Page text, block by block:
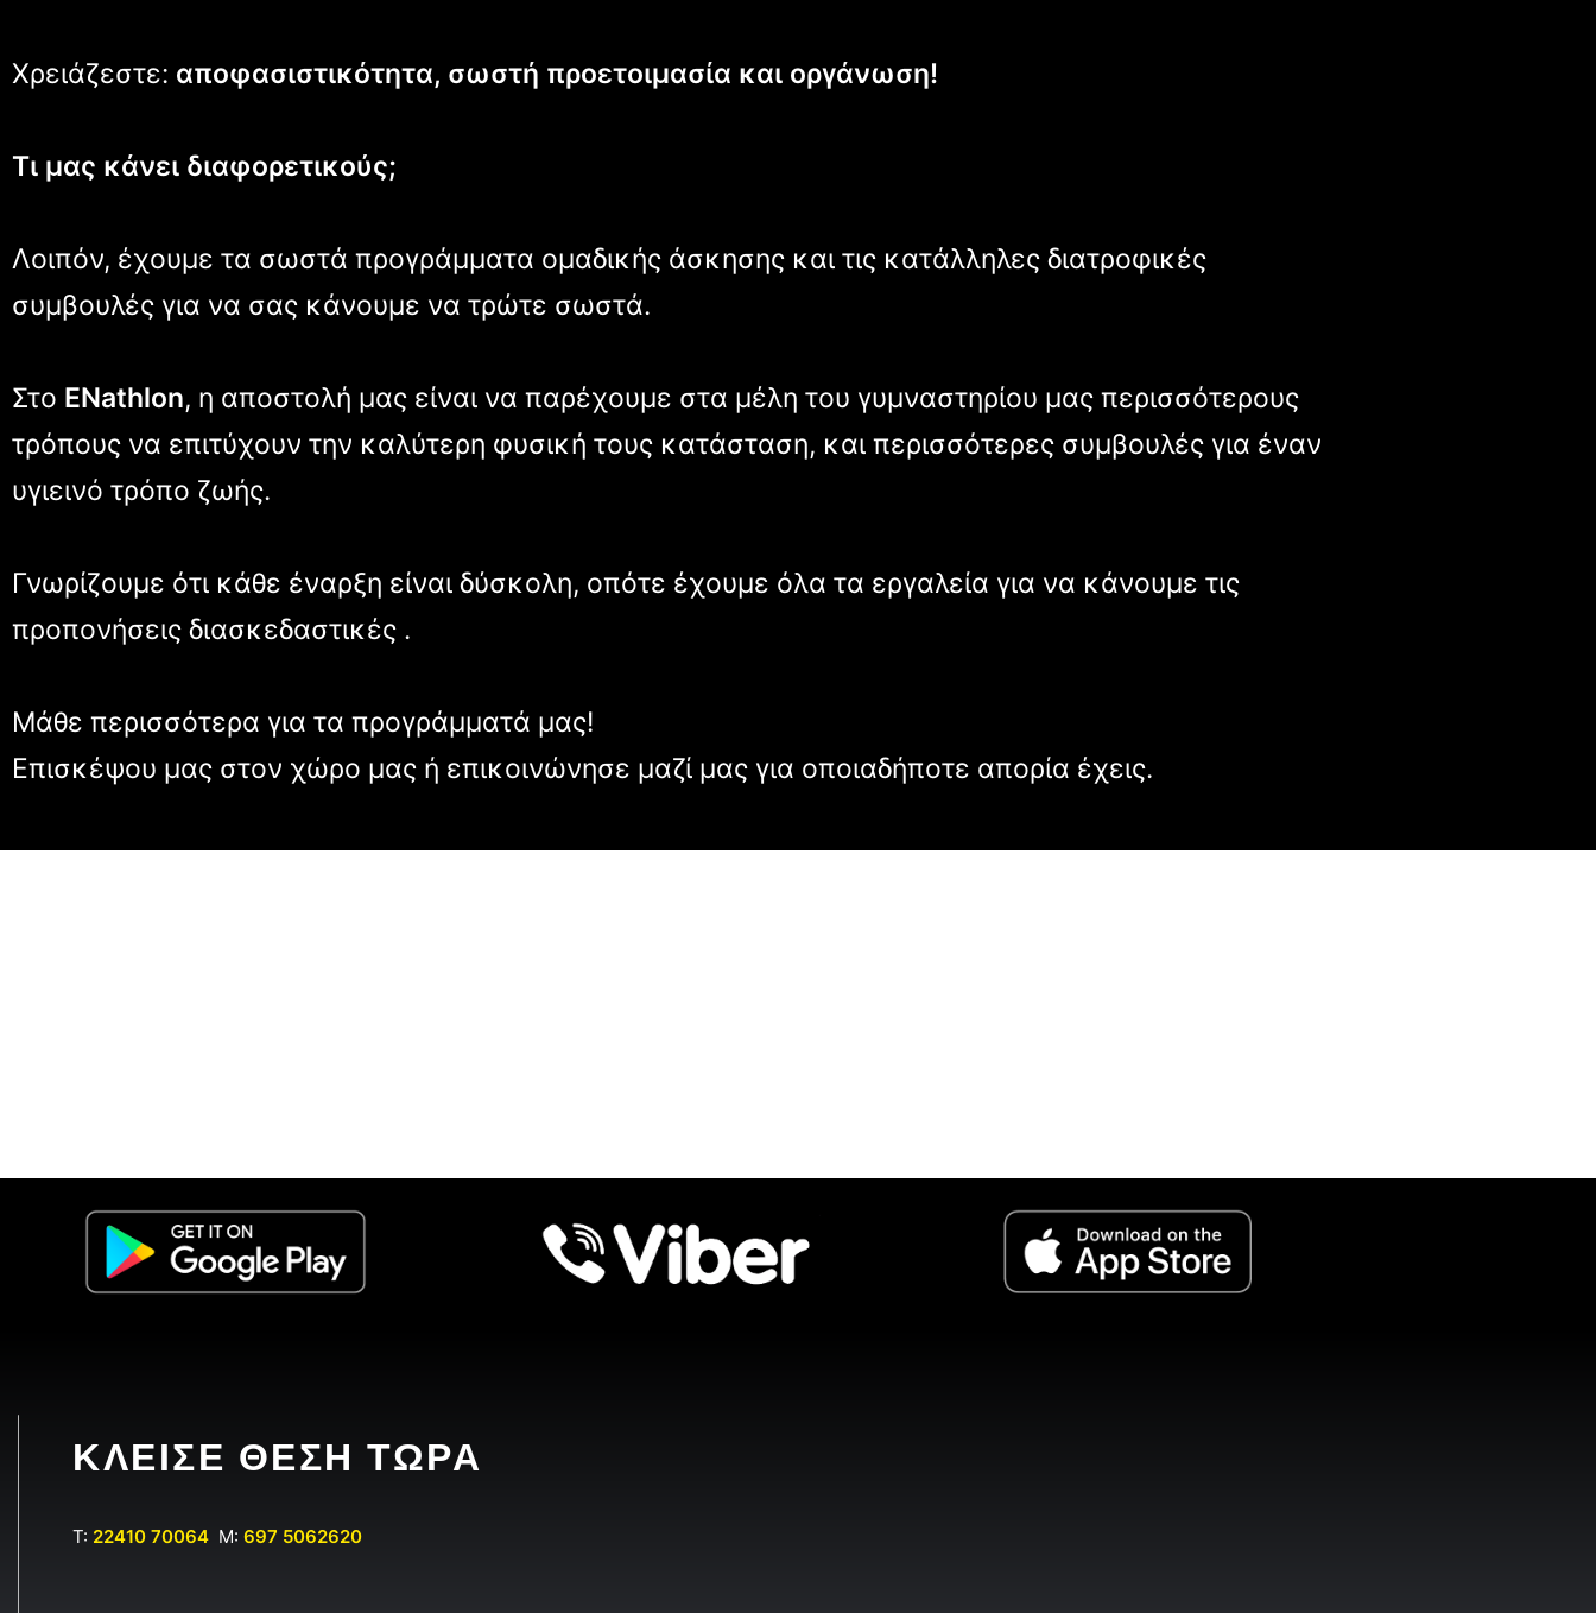
Χρειάζεστε: αποφασιστικότητα, σωστή προετοιμασία και οργάνωση!
Τι μας κάνει διαφορετικούς;
Λοιπόν, έχουμε τα σωστά προγράμματα ομαδικής άσκησης και τις κατάλληλες διατροφικές
συμβουλές για να σας κάνουμε να τρώτε σωστά.
Στο ENathlon, η αποστολή μας είναι να παρέχουμε στα μέλη του γυμναστηρίου μας περισσότερους
τρόπους να επιτύχουν την καλύτερη φυσική τους κατάσταση, και περισσότερες συμβουλές για έναν
υγιεινό τρόπο ζωής.
Γνωρίζουμε ότι κάθε έναρξη είναι δύσκολη, οπότε έχουμε όλα τα εργαλεία για να κάνουμε τις
προπονήσεις διασκεδαστικές .
Μάθε περισσότερα για τα προγράμματά μας!
Επισκέψου μας στον χώρο μας ή επικοινώνησε μαζί μας για οποιαδήποτε απορία έχεις.
ΚΛΕΙΣΕ ΘΕΣΗ ΤΩΡΑ
T: 22410 70064 M: 697 5062620